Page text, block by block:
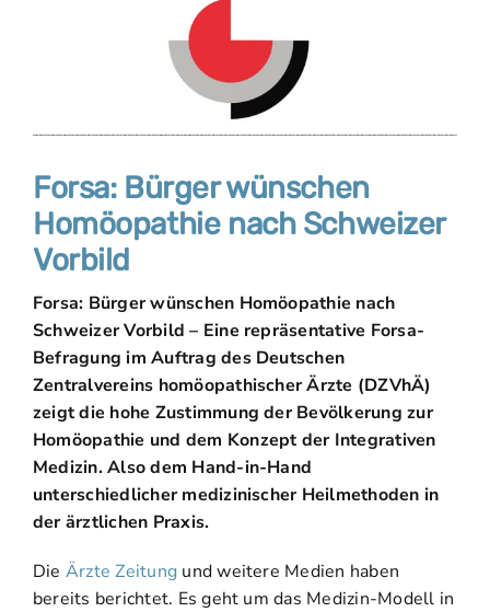
Forsa: Bürger wünschen
Homöopathie nach Schweizer
Vorbild
Forsa: Bürger wünschen Homöopathie nach
Schweizer Vorbild – Eine repräsentative Forsa-
Befragung im Auftrag des Deutschen
Zentralvereins homöopathischer Ärzte (DZVhÄ)
zeigt die hohe Zustimmung der Bevölkerung zur
Homöopathie und dem Konzept der Integrativen
Medizin. Also dem Hand-in-Hand
unterschiedlicher medizinischer Heilmethoden in
der ärztlichen Praxis.
Die Ärzte Zeitung und weitere Medien haben
bereits berichtet. Es geht um das Medizin-Modell in